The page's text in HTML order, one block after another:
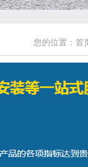
您的位置： 首